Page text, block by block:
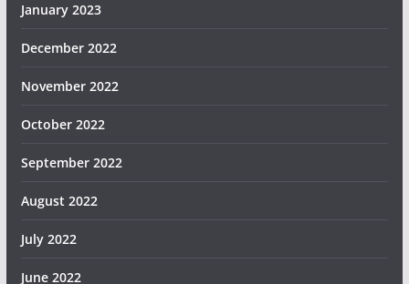
January 2023
December 2022
November 2022
October 2022
September 2022
August 2022
July 2022
June 2022